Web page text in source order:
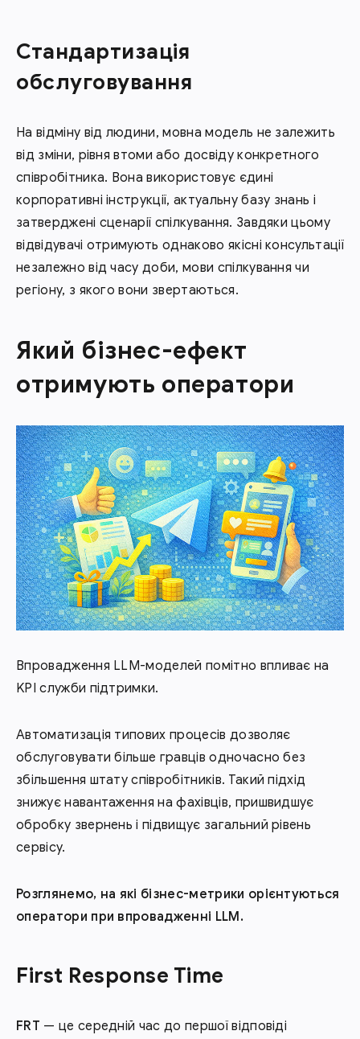
Стандартизація
обслуговування
На відміну від людини, мовна модель не залежить
від зміни, рівня втоми або досвіду конкретного
співробітника. Вона використовує єдині
корпоративні інструкції, актуальну базу знань і
затверджені сценарії спілкування. Завдяки цьому
відвідувачі отримують однаково якісні консультації
незалежно від часу доби, мови спілкування чи
регіону, з якого вони звертаються.
Який бізнес-ефект
отримують оператори
Впровадження LLM-моделей помітно впливає на
KPI служби підтримки.
Автоматизація типових процесів дозволяє
обслуговувати більше гравців одночасно без
збільшення штату співробітників. Такий підхід
знижує навантаження на фахівців, пришвидшує
обробку звернень і підвищує загальний рівень
сервісу.
Розглянемо, на які бізнес-метрики орієнтуються
оператори при впровадженні LLM.
First Response Time
FRT — це середній час до першої відповіді